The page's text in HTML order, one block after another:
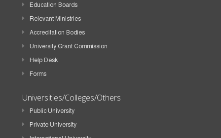
Education Boards
Relevant Ministries
Accreditation Bodies
University Grant Commission
Help Desk
Forms
Universities/Colleges/Others
Public University
Private University